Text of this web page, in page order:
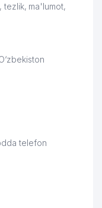
853 м
896 м
tezlik, ma'lumot,
telefon